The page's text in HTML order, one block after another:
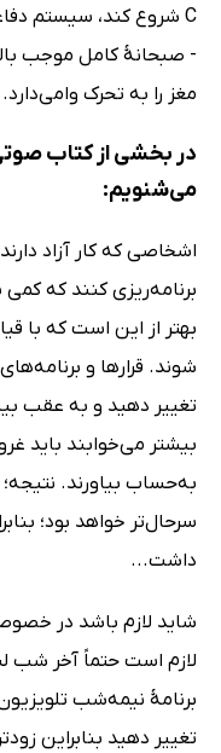
C شروع کند، سیستم دفاعی بدنش را تقویت می‌کند.
- صبحانهٔ کامل موجب
مغز را به تحرک وامی‌دارد.
در بخشی از کتاب
می‌شنویم:
اشخاصی که کار آزاد
برنامه‌ریزی کنند که
بهتر از این است که با
شوند. قرارها و
تغییر دهید و به عقب
بیشتر می‌خوابند باید
به‌حساب بیاورند.
سرحال‌تر خواهد بود؛
داشت...
شاید لازم باشد در
لازم است حتماً آخر شب
برنامهٔ نیمه‌شب تلویزیون
تغییر دهید بنابراین